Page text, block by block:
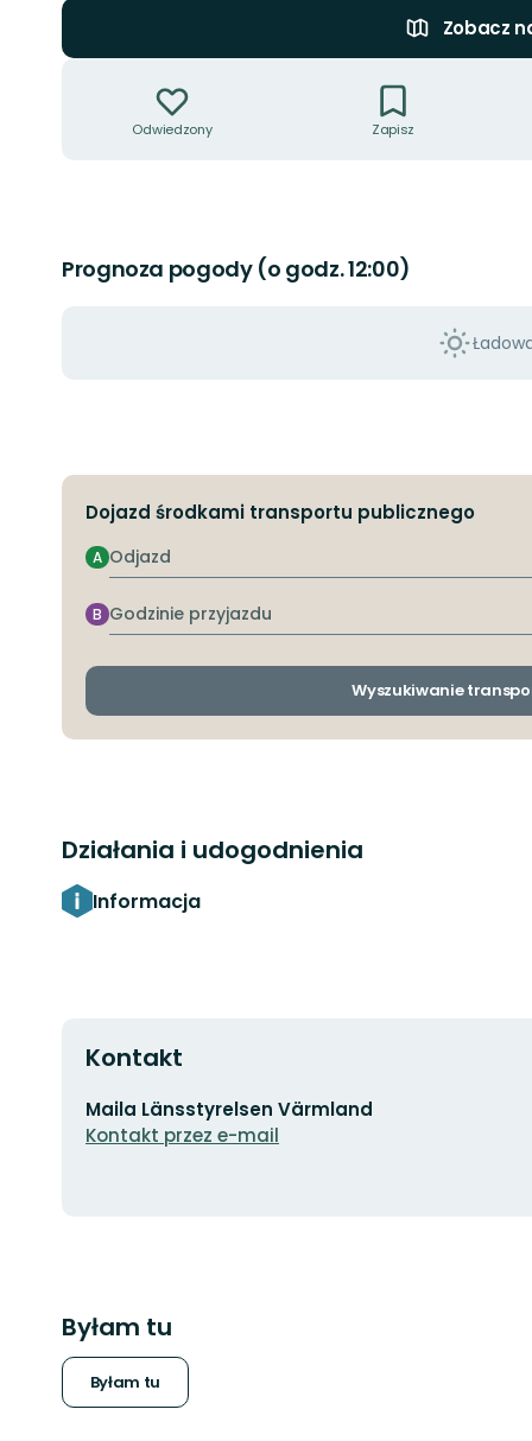
Zobacz
Odwiedzony Zapisz
Prognoza pogody (o godz. 12:00)
Dojazd środkami transportu publicznego
Odjazd
A
Godzinie
przyjazdu
B
Wyszukiwanie
Działania i udogodnienia
Informacja
Kontakt
Adres
e-
Maila Länsstyrelsen Värmland
Kontakt przez e-mail
Byłam tu
Byłam tu